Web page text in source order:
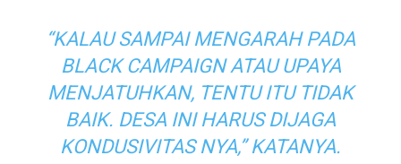
“KALAU SAMPAI MENGARAH PADA
BLACK CAMPAIGN ATAU UPAYA
MENJATUHKAN, TENTU ITU TIDAK
BAIK. DESA INI HARUS DIJAGA
KONDUSIVITAS NYA,” KATANYA.